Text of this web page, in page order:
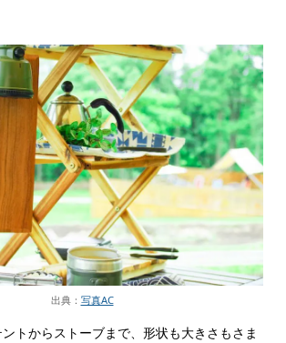
出典： 写真AC
トからストーブまで、形状も大きさもさま